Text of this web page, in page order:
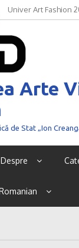
Univer Art Fashion
curaj de a fi văzut
Arte
de Stat „Ion
Despre